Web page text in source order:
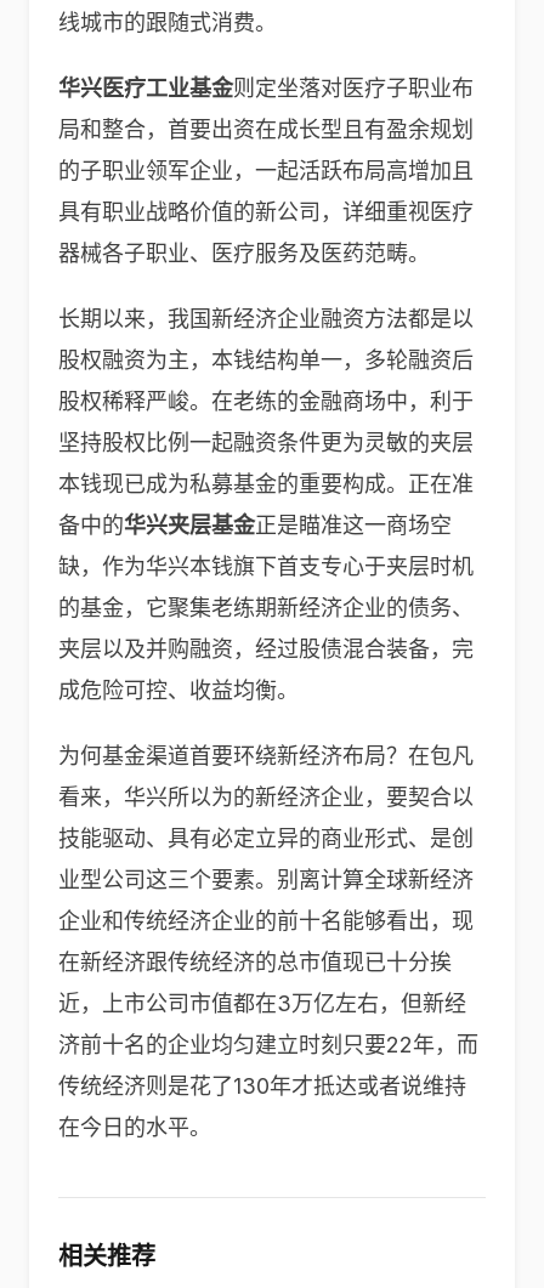
线城市的跟随式消费。
华兴医疗工业基金则定坐落对医疗子职业布
局和整合，首要出资在成长型且有盈余规划
的子职业领军企业，一起活跃布局高增加且
具有职业战略价值的新公司，详细重视医疗
器械各子职业、医疗服务及医药范畴。
长期以来，我国新经济企业融资方法都是以
股权融资为主，本钱结构单一，多轮融资后
股权稀释严峻。在老练的金融商场中，利于
坚持股权比例一起融资条件更为灵敏的夹层
本钱现已成为私募基金的重要构成。正在准
备中的华兴夹层基金正是瞄准这一商场空
缺，作为华兴本钱旗下首支专心于夹层时机
的基金，它聚集老练期新经济企业的债务、
夹层以及并购融资，经过股债混合装备，完
成危险可控、收益均衡。
为何基金渠道首要环绕新经济布局？在包凡
看来，华兴所以为的新经济企业，要契合以
技能驱动、具有必定立异的商业形式、是创
业型公司这三个要素。别离计算全球新经济
企业和传统经济企业的前十名能够看出，现
在新经济跟传统经济的总市值现已十分挨
近，上市公司市值都在3万亿左右，但新经
济前十名的企业均匀建立时刻只要22年，而
传统经济则是花了130年才抵达或者说维持
在今日的水平。
相关推荐